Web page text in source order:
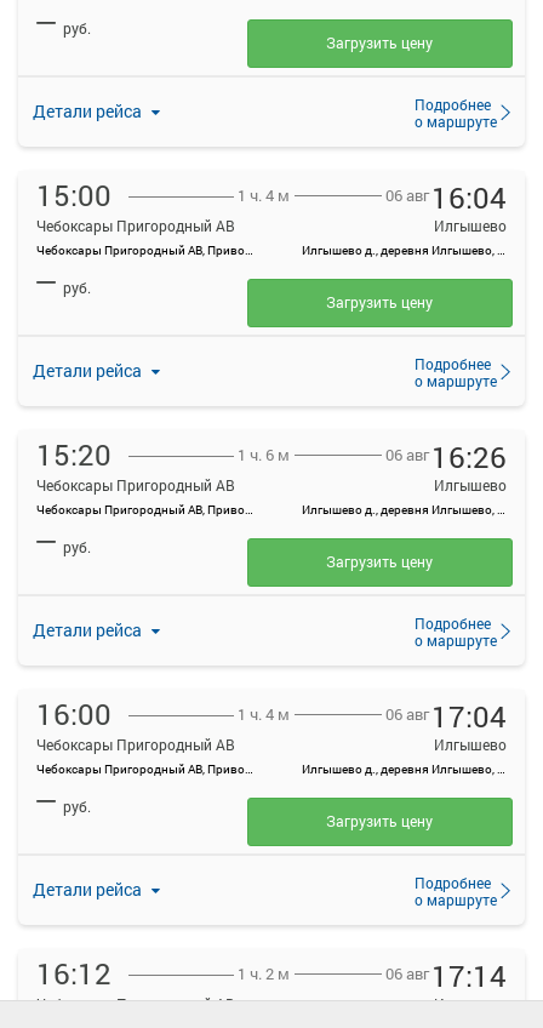
Детали рейса
Подробнее
о маршруте
— руб.
Загрузить цену
15:00
Чебоксары Пригородный АВ
Чебоксары Пригородный АВ, Привокзальная ул., 3
1 ч. 4 м 06 авг 16:04
Илгышево
Илгышево д., деревня Илгышево, Россия
Детали рейса
Подробнее
о маршруте
— руб.
Загрузить цену
15:20
Чебоксары Пригородный АВ
Чебоксары Пригородный АВ, Привокзальная ул., 3
1 ч. 6 м 06 авг 16:26
Илгышево
Илгышево д., деревня Илгышево, Россия
Детали рейса
Подробнее
о маршруте
— руб.
Загрузить цену
16:00
Чебоксары Пригородный АВ
Чебоксары Пригородный АВ, Привокзальная ул., 3
1 ч. 4 м 06 авг 17:04
Илгышево
Илгышево д., деревня Илгышево, Россия
Детали рейса
Подробнее
о маршруте
— руб.
Загрузить цену
16:12
Чебоксары Пригородный АВ
1 ч. 2 м 06 авг 17:14
Илгышево